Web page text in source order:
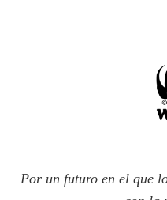
Por un futuro en el que